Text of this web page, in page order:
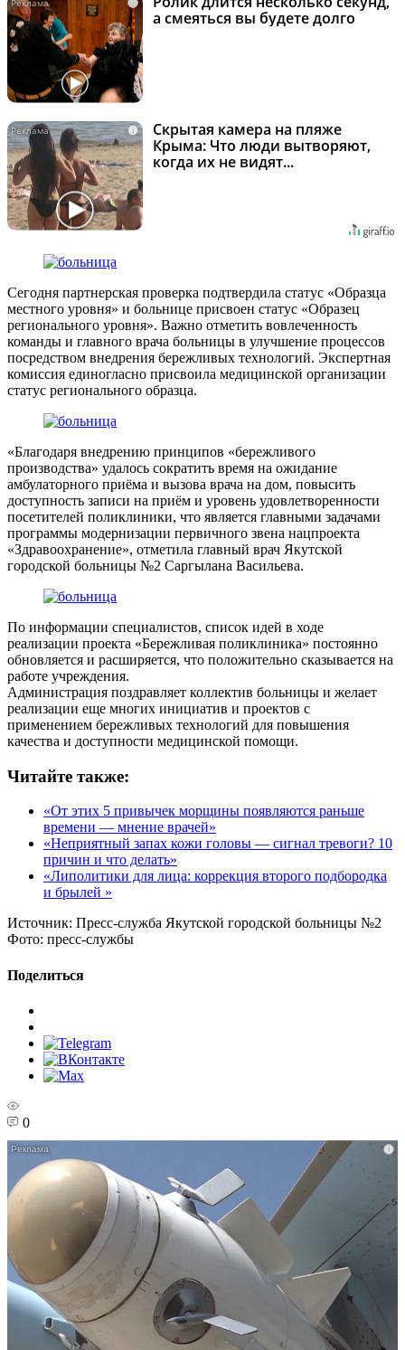
i
а смеяться вы будете долго
i
Скрытая камера на пляже
Крыма: Что люди вытворяют,
когда их не видят...
Сегодня партнерская проверка подтвердила статус «Образца
местного уровня» и больнице присвоен статус «Образец
регионального уровня». Важно отметить вовлеченность
команды и главного врача больницы в улучшение процессов
посредством внедрения бережливых технологий. Экспертная
комиссия единогласно присвоила медицинской организации
статус регионального образца.
«Благодаря внедрению принципов «бережливого
производства» удалось сократить время на ожидание
амбулаторного приёма и вызова врача на дом, повысить
доступность записи на приём и уровень удовлетворенности
посетителей поликлиники, что является главными задачами
программы модернизации первичного звена нацпроекта
«Здравоохранение», отметила главный врач Якутской
городской больницы №2 Саргылана Васильева.
По информации специалистов, список идей в ходе
реализации проекта «Бережливая поликлиника» постоянно
обновляется и расширяется, что положительно сказывается на
работе учреждения.
Администрация поздравляет коллектив больницы и желает
реализации еще многих инициатив и проектов с
применением бережливых технологий для повышения
качества и доступности медицинской помощи.
Читайте также:
«От этих 5 привычек морщины появляются раньше
времени — мнение врачей»
«Неприятный запах кожи головы — сигнал тревоги? 10
причин и что делать»
«Липолитики для лица: коррекция второго подбородка
и брылей »
Источник: Пресс-служба Якутской городской больницы №2
Фото: пресс-службы
Поделиться
0
i